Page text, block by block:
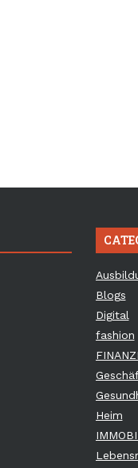
Blogs
Digital
fashion
Heim